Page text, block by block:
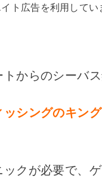
ト広告を利用してい
からのシーバ
ッシングのキング
クが必要で、